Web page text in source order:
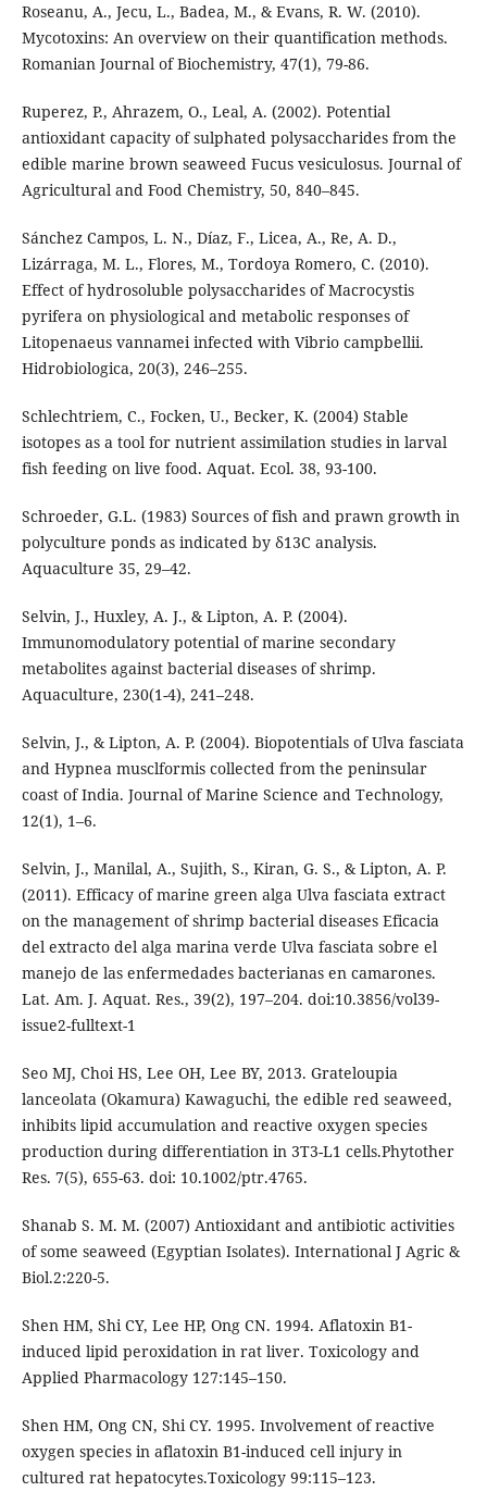
Roseanu, A., Jecu, L., Badea, M., & Evans, R. W. (2010).
Mycotoxins: An overview on their quantification methods.
Romanian Journal of Biochemistry, 47(1), 79-86.
Ruperez, P., Ahrazem, O., Leal, A. (2002). Potential
antioxidant capacity of sulphated polysaccharides from the
edible marine brown seaweed Fucus vesiculosus. Journal of
Agricultural and Food Chemistry, 50, 840–845.
Sánchez Campos, L. N., Díaz, F., Licea, A., Re, A. D.,
Lizárraga, M. L., Flores, M., Tordoya Romero, C. (2010).
Effect of hydrosoluble polysaccharides of Macrocystis
pyrifera on physiological and metabolic responses of
Litopenaeus vannamei infected with Vibrio campbellii.
Hidrobiologica, 20(3), 246–255.
Schlechtriem, C., Focken, U., Becker, K. (2004) Stable
isotopes as a tool for nutrient assimilation studies in larval
fish feeding on live food. Aquat. Ecol. 38, 93-100.
Schroeder, G.L. (1983) Sources of fish and prawn growth in
polyculture ponds as indicated by δ13C analysis.
Aquaculture 35, 29–42.
Selvin, J., Huxley, A. J., & Lipton, A. P. (2004).
Immunomodulatory potential of marine secondary
metabolites against bacterial diseases of shrimp.
Aquaculture, 230(1-4), 241–248.
Selvin, J., & Lipton, A. P. (2004). Biopotentials of Ulva fasciata
and Hypnea musclformis collected from the peninsular
coast of India. Journal of Marine Science and Technology,
12(1), 1–6.
Selvin, J., Manilal, A., Sujith, S., Kiran, G. S., & Lipton, A. P.
(2011). Efficacy of marine green alga Ulva fasciata extract
on the management of shrimp bacterial diseases Eficacia
del extracto del alga marina verde Ulva fasciata sobre el
manejo de las enfermedades bacterianas en camarones.
Lat. Am. J. Aquat. Res., 39(2), 197–204. doi:10.3856/vol39-
issue2-fulltext-1
Seo MJ, Choi HS, Lee OH, Lee BY, 2013. Grateloupia
lanceolata (Okamura) Kawaguchi, the edible red seaweed,
inhibits lipid accumulation and reactive oxygen species
production during differentiation in 3T3-L1 cells.Phytother
Res. 7(5), 655-63. doi: 10.1002/ptr.4765.
Shanab S. M. M. (2007) Antioxidant and antibiotic activities
of some seaweed (Egyptian Isolates). International J Agric &
Biol.2:220-5.
Shen HM, Shi CY, Lee HP, Ong CN. 1994. Aflatoxin B1-
induced lipid peroxidation in rat liver. Toxicology and
Applied Pharmacology 127:145–150.
Shen HM, Ong CN, Shi CY. 1995. Involvement of reactive
oxygen species in aflatoxin B1-induced cell injury in
cultured rat hepatocytes.Toxicology 99:115–123.